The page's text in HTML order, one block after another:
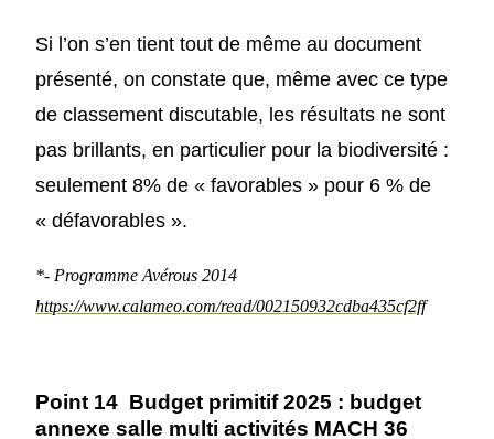
Si l’on s’en tient tout de même au document
présenté, on constate que, même avec ce type
de classement discutable, les résultats ne sont
pas brillants, en particulier pour la biodiversité :
seulement 8% de « favorables » pour 6 % de
« défavorables ».
*- Programme Avérous 2014
https://www.calameo.com/read/002150932cdba435cf2ff
Point 14 Budget primitif2025 : budget
annexe salle multi activités MACH 36